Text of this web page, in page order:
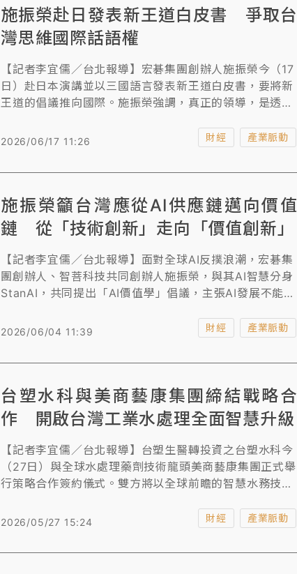
施振榮赴日發表新王道白皮書 爭取台
灣思維國際話語權
【記者李宜儒／台北報導】宏碁集團創辦人施振榮今（17
日）赴日本演講並以三國語言發表新王道白皮書，要將新
王道的倡議推向國際。施振榮強調，真正的領導，是透過
領導者，是能夠創造長期總價值的領導者。
2026/06/17 11:26 財經 產業脈動
施振榮籲台灣應從AI供應鏈邁向價值
鏈 從「技術創新」走向「價值創新」
【記者李宜儒／台北報導】面對全球AI反撲浪潮，宏碁集
團創辦人、智菩科技共同創辦人施振榮，與其AI智慧分身
StanAI，共同提出「AI價值學」倡議，主張AI發展不能只
新」走向「價值創新」。
2026/06/04 11:39 財經 產業脈動
台塑水科與美商藝康集團締結戰略合
作 開啟台灣工業水處理全面智慧升級
【記者李宜儒／台北報導】台塑生醫轉投資之台塑水科今
（27日）與全球水處理藥劑技術龍頭美商藝康集團正式舉
行策略合作簽約儀式。雙方將以全球前瞻的智慧水務技術
益與環境永續的綠色新標竿，為產業減碳與水資源永續發
2026/05/27 15:24 財經 產業脈動